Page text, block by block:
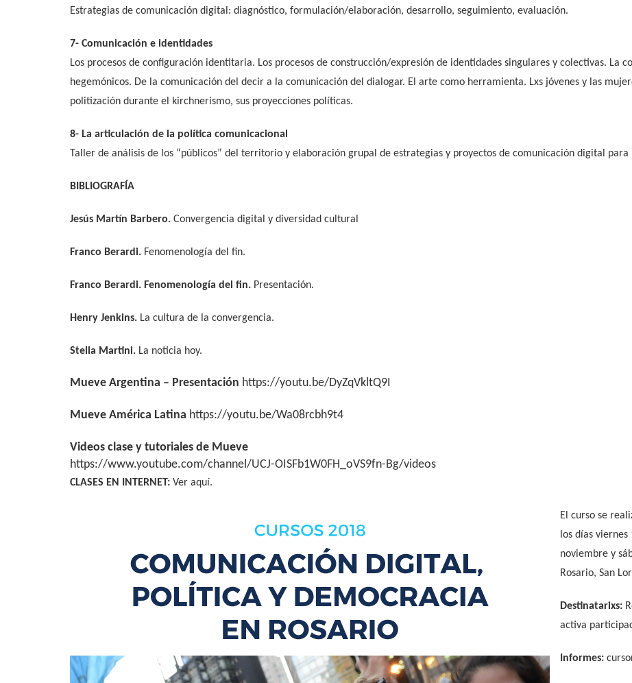
Estrategias de comunicación digital: diagnóstico, formulación/elaboración, desarrollo, seguimiento, evaluación.
7- Comunicación e identidades
Los procesos de configuración identitaria. Los procesos de construcción/expresión de identidades singulares y colectivas. La
hegemónicos. De la comunicación del decir a la comunicación del dialogar. El arte como herramienta. Lxs jóvenes y las
politización durante el kirchnerismo, sus proyecciones políticas.
8- La articulación de la política comunicacional
Taller de análisis de los “públicos” del territorio y elaboración grupal de estrategias y proyectos de comunicación digital
BIBLIOGRAFÍA
Jesús Martín Barbero. Convergencia digital y diversidad cultural
Franco Berardi. Fenomenología del fin.
Franco Berardi. Fenomenología del fin. Presentación.
Henry Jenkins. La cultura de la convergencia.
Stella Martini. La noticia hoy.
Mueve Argentina – Presentación https://youtu.be/DyZqVkltQ9I
Mueve América Latina https://youtu.be/Wa08rcbh9t4
Videos clase y tutoriales de Mueve
https://www.youtube.com/channel/UCJ-OISFb1W0FH_oVS9fn-Bg/videos
CLASES EN INTERNET: Ver aquí.
El curso se
los días
noviembre y
Rosario, San
Destinatarixs:
activa
Informes: